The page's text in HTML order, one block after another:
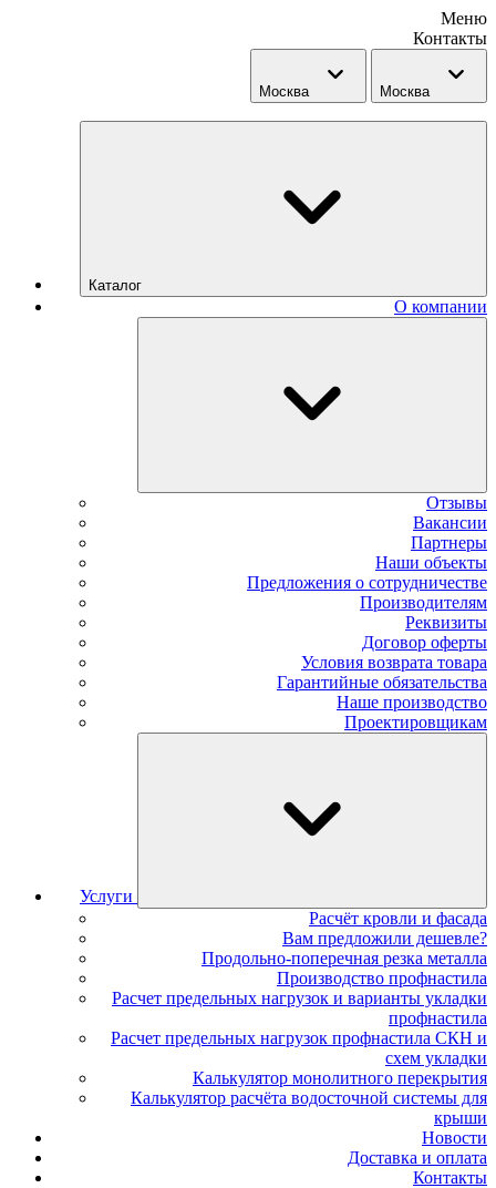
Меню
Контакты
Москва Москва
Каталог
О компании
Отзывы
Вакансии
Партнеры
Наши объекты
Предложения о сотрудничестве
Производителям
Реквизиты
Договор оферты
Условия возврата товара
Гарантийные обязательства
Наше производство
Проектировщикам
Услуги
Расчёт кровли и фасада
Вам предложили дешевле?
Продольно-поперечная резка металла
Производство профнастила
Расчет предельных нагрузок и варианты укладки
профнастила
Расчет предельных нагрузок профнастила СКН и
схем укладки
Калькулятор монолитного перекрытия
Калькулятор расчёта водосточной системы для
крыши
Новости
Доставка и оплата
Контакты